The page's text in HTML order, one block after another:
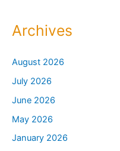
Archives
August 2026
July 2026
June 2026
May 2026
January 2026